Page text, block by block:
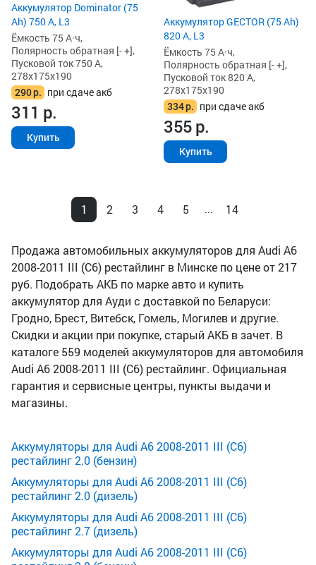
Аккумулятор Dominator (75
Ah) 750 А, L3
Ёмкость 75 А·ч,
Полярность обратная [- +],
Пусковой ток 750 А,
278x175x190
290р. при сдаче акб
311 р.
Купить
Аккумулятор GECTOR (75 Ah)
820 А, L3
Ёмкость 75 А·ч,
Полярность обратная [- +],
Пусковой ток 820 А,
278x175x190
334р. при сдаче акб
355р.
Купить
1 2 3 4 5 ... 14
Продажа автомобильных аккумуляторов для Audi A6
2008-2011 III (C6) рестайлинг в Минске по цене от 217
руб. Подобрать АКБ по марке авто и купить
аккумулятор для Ауди с доставкой по Беларуси:
Гродно, Брест, Витебск, Гомель, Могилев и другие.
Скидки и акции при покупке, старый АКБ в зачет. В
каталоге 559 моделей аккумуляторов для автомобиля
Audi A6 2008-2011 III (C6) рестайлинг. Официальная
гарантия и сервисные центры, пункты выдачи и
магазины.
Аккумуляторы для Audi A6 2008-2011 III (C6)
рестайлинг 2.0 (бензин)
Аккумуляторы для Audi A6 2008-2011 III (C6)
рестайлинг 2.0 (дизель)
Аккумуляторы для Audi A6 2008-2011 III (C6)
рестайлинг 2.7 (дизель)
Аккумуляторы для Audi A6 2008-2011 III (C6)